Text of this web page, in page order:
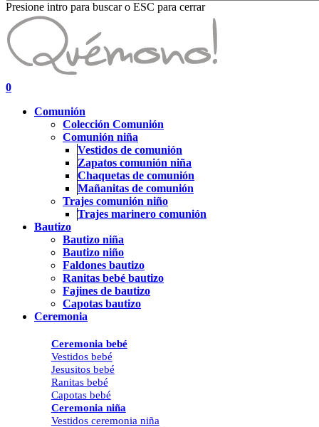
Presione intro para buscar o ESC para cerrar
Close
Search
search
account
0
Comunión
Colección Comunión
Comunión niña
Vestidos de comunión
Zapatos comunión niña
Chaquetas de comunión
Mañanitas de comunión
Trajes comunión niño
Trajes marinero comunión
Bautizo
Bautizo niña
Bautizo niño
Faldones bautizo
Ranitas bebé bautizo
Fajines de bautizo
Capotas bautizo
Ceremonia
Ceremonia bebé
Vestidos bebé
Jesusitos bebé
Ranitas bebé
Capotas bebé
Ceremonia niña
Vestidos ceremonia niña